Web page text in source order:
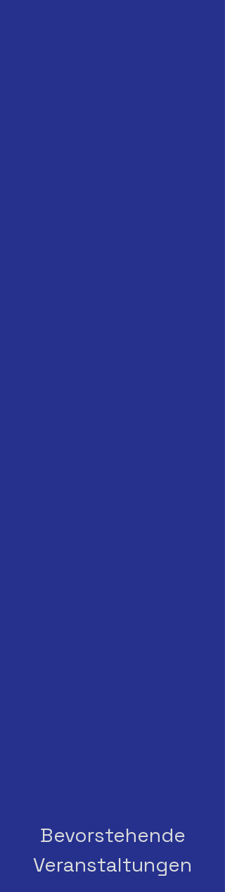
Bevorstehende
Veranstaltungen